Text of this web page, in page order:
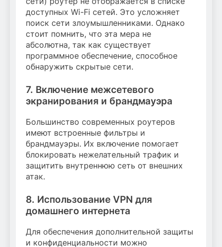
доступных Wi-Fi сетей. Это усложняет
поиск сети злоумышленниками. Однако
стоит помнить, что эта мера не
абсолютна, так как существует
программное обеспечение, способное
обнаружить скрытые сети.
7. Включение межсетевого
экранирования и брандмауэра
Большинство современных роутеров
имеют встроенные фильтры и
брандмауэры. Их включение помогает
блокировать нежелательный трафик и
защитить внутреннюю сеть от внешних
атак.
8. Использование VPN для
домашнего интернета
Для обеспечения дополнительной защиты
и конфиденциальности можно